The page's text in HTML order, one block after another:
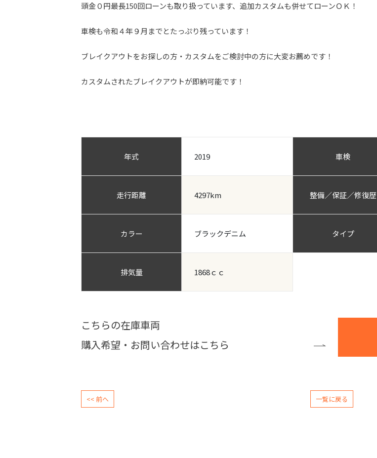
頭金０円最長150回ローンも取り扱っています、追加カスタムも併せてローンＯＫ！
車検も令和４年９月までとたっぷり残っています！
ブレイクアウトをお探しの方・カスタムをご検討中の方に大変お薦めです！
カスタムされたブレイクアウトが即納可能です！
年式 2019 車検
走行距離 4297km 整備／保証／修復歴
カラー ブラックデニム タイプ
排気量 1868ｃｃ
こちらの在庫車両
購入希望・お問い合わせはこちら
<< 前へ 一覧に戻る